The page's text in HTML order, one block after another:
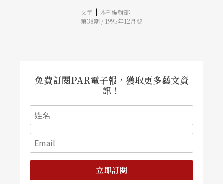
警惕台灣社會的現況。劇中人物大致可分爲兩類，
道德的正邪之別與美學的雅俗之分，正人君子、淑
計。
文字 | 本刊編輯部
第38期 / 1995年12月號
免費訂閱PAR電子報，獲取更多藝文資
訊！
立即訂閱